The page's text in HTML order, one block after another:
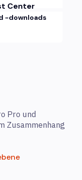
Center
-downloads
Pro und
Zusammenhang